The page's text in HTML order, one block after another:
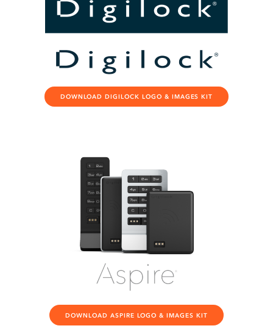
DOWNLOAD DIGILOCK LOGO & IMAGES KIT
DOWNLOAD ASPIRE LOGO & IMAGES KIT